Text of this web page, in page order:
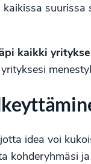
kaikki
idea voi
kohderyhmäsi